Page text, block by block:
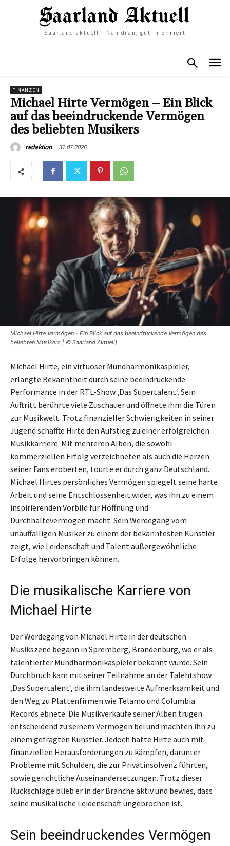
Saarland aktuell – Nah dran, gut informiert
FINANZEN
Michael Hirte Vermögen – Ein Blick
auf das beeindruckende Vermögen
des beliebten Musikers
redaktion 31.07.2026
Michael Hirte Vermögen - Ein Blick auf das beeindruckende Vermögen des
beliebten Musikers | © Saarland Aktuell)
Michael Hirte, ein virtuoser Mundharmonikaspieler,
erlangte Bekanntheit durch seine beeindruckende
Performance in der RTL-Show ‚Das Supertalent‘. Sein
Auftritt berührte viele Zuschauer und öffnete ihm die Türen
zur Musikwelt. Trotz finanzieller Schwierigkeiten in seiner
Jugend schaffte Hirte den Aufstieg zu einer erfolgreichen
Musikkarriere. Mit mehreren Alben, die sowohl
kommerziellen Erfolg verzeichneten als auch die Herzen
seiner Fans eroberten, tourte er durch ganz Deutschland.
Michael Hirtes persönliches Vermögen spiegelt seine harte
Arbeit und seine Entschlossenheit wider, was ihn zu einem
inspirierenden Vorbild für Hoffnung und
Durchhaltevermögen macht. Sein Werdegang vom
unauffälligen Musiker zu einem der bekanntesten Künstler
zeigt, wie Leidenschaft und Talent außergewöhnliche
Erfolge hervorbringen können.
Die musikalische Karriere von
Michael Hirte
Der Werdegang von Michael Hirte in der deutschen
Musikszene begann in Spremberg, Brandenburg, wo er als
talentierter Mundharmonikaspieler bekannt wurde. Sein
Durchbruch kam mit seiner Teilnahme an der Talentshow
‚Das Supertalent‘, die ihm landesweite Aufmerksamkeit und
den Weg zu Plattenfirmen wie Telamo und Columbia
Records ebnete. Die Musikverkäufe seiner Alben trugen
entscheidend zu seinem Vermögen bei und machten ihn zu
einem gefragten Künstler. Jedoch hatte Hirte auch mit
finanziellen Herausforderungen zu kämpfen, darunter
Probleme mit Schulden, die zur Privatinsolvenz führten,
sowie gerichtliche Auseinandersetzungen. Trotz dieser
Rückschläge blieb er in der Branche aktiv und bewies, dass
seine musikalische Leidenschaft ungebrochen ist.
Sein beeindruckendes Vermögen